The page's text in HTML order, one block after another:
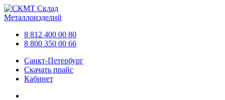
Склад
Металлоизделий
8 812 400 00 80
8 800 350 00 66
Санкт-Петербург
Скачать прайс
Кабинет